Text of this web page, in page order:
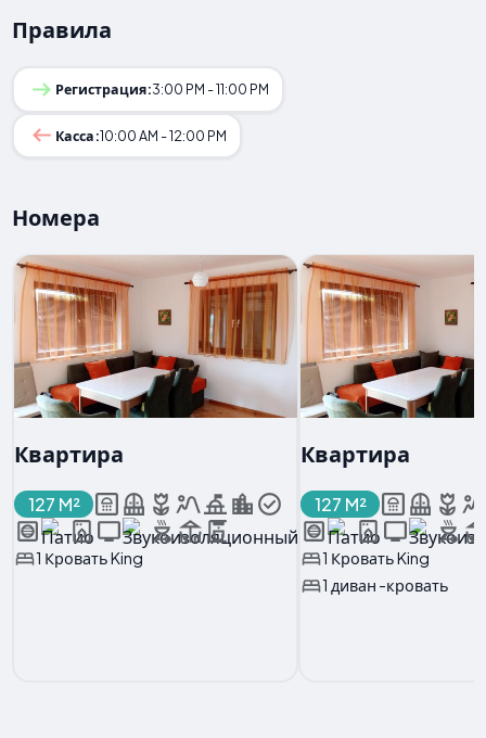
Правила
Регистрация:3:00 PM - 11:00 PM
Касса:10:00 AM - 12:00 PM
Номера
Квартира
127 M²
1 Кровать King
Квартира
127 M²
1 Кровать King
1 диван -кровать